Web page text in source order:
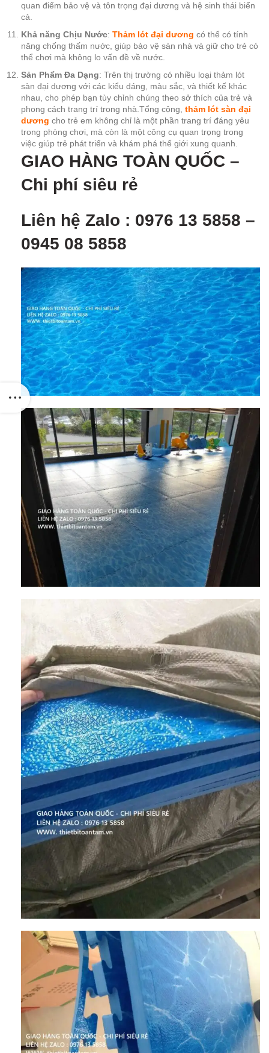
quan điểm bảo vệ và tôn trọng đại dương và hệ sinh thái biển
cả.
Khả năng Chịu Nước: Thảm lót đại dương có thể có tính
năng chống thấm nước, giúp bảo vệ sàn nhà và giữ cho trẻ có
thể chơi mà không lo vấn đề về nước.
Sản Phẩm Đa Dạng: Trên thị trường có nhiều loại thảm lót
sàn đại dương với các kiểu dáng, màu sắc, và thiết kế khác
nhau, cho phép bạn tùy chỉnh chúng theo sở thích của trẻ và
phong cách trang trí trong nhà.Tổng cộng, thảm lót sàn đại
dương cho trẻ em không chỉ là một phần trang trí đáng yêu
trong phòng chơi, mà còn là một công cụ quan trọng trong
việc giúp trẻ phát triển và khám phá thế giới xung quanh.
GIAO HÀNG TOÀN QUỐC –
Chi phí siêu rẻ
Liên hệ Zalo : 0976 13 5858 –
0945 08 5858